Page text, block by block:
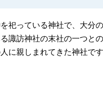
祀っている神社で、大分
諏訪神社の末社の一つとの
に親しまれてきた神社です